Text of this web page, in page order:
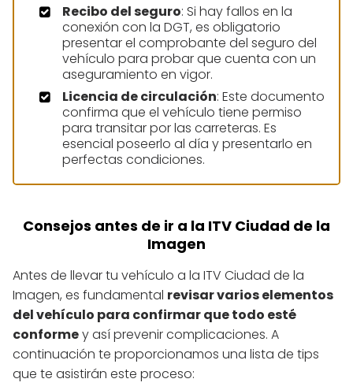
Recibo del seguro: Si hay fallos en la
conexión con la DGT, es obligatorio
presentar el comprobante del seguro del
vehículo para probar que cuenta con un
aseguramiento en vigor.
Licencia de circulación: Este documento
confirma que el vehículo tiene permiso
para transitar por las carreteras. Es
esencial poseerlo al día y presentarlo en
perfectas condiciones.
Consejos antes de ir a la ITV Ciudad de la
Imagen
Antes de llevar tu vehículo a la ITV Ciudad de la
Imagen, es fundamental revisar varios elementos
del vehículo para confirmar que todo esté
conformey así prevenir complicaciones. A
continuación te proporcionamos una lista de tips
que te asistirán este proceso: